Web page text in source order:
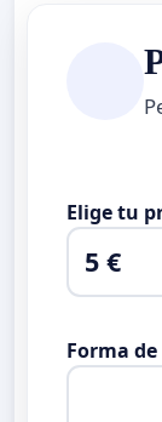
Elige tu
5 €
Forma